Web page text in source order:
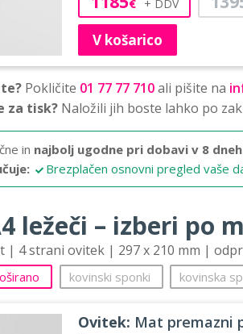
V košarico
Pokličite 01 77 77 710ali pišite na
za tisk? Naložili jih boste lahko po
in najbolj ugodne pri dobavi v 8
Brezplačen osnovni pregled vaše
ležeči – izberi po
| 4 strani ovitek | 297 x 210 mm |
kovinski sponki kovinska
Ovitek: Mat premazni